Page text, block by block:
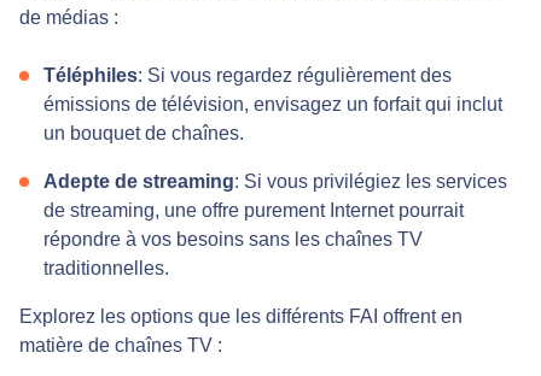
de médias :
Téléphiles: Si vous regardez régulièrement des
émissions de télévision, envisagez un forfait qui inclut
un bouquet de chaînes.
Adepte de streaming: Si vous privilégiez les services
de streaming, une offre purement Internet pourrait
répondre à vos besoins sans les chaînes TV
traditionnelles.
Explorez les options que les différents FAI offrent en
matière de chaînes TV :